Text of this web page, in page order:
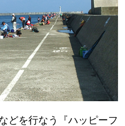
どを行なう『ハッピーフ